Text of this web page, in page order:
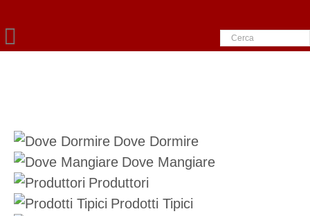
Dove Dormire
Dove Mangiare
Produttori
Prodotti Tipici